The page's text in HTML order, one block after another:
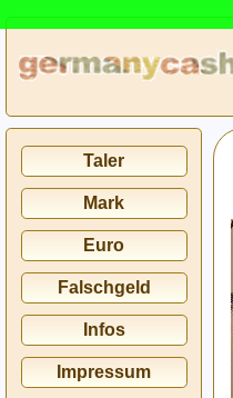
Taler
Mark
Euro
Falschgeld
Infos
Impressum